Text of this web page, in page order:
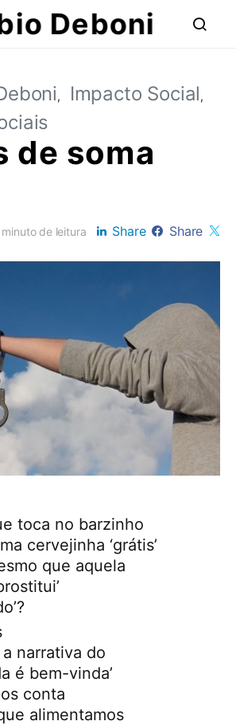
Deboni
Impacto Social
de soma
minuto de leitura Share Share
toca no barzinho
cervejinha ‘grátis’
que aquela
narrativa do
é bem-vinda’
conta
alimentamos